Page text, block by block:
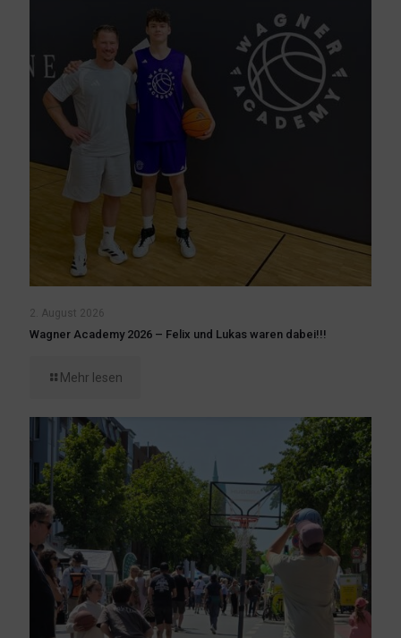
2. August 2026
Wagner Academy 2026 – Felix und Lukas waren dabei!!!
Mehr lesen